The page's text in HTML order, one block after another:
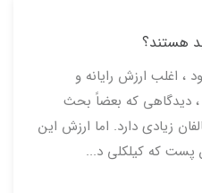
هستند؟
، اغلب ارزش رایانه و
دیدگاهی که بعضاً بحث
زیادی دارد. اما ارزش این
پست که کیلکلی د...